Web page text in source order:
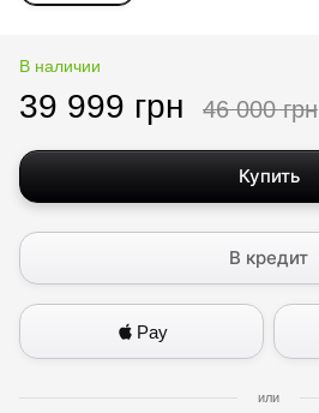
В наличии
39 999 грн 46 000 грн
Купить
В кредит
Pay